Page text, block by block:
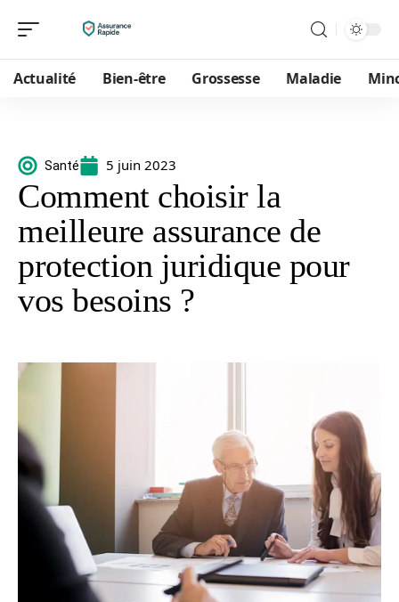
Actualité Bien-être Grossesse Maladie
Santé 5 juin 2023
Comment choisir la
meilleure assurance de
protection juridique pour
vos besoins ?